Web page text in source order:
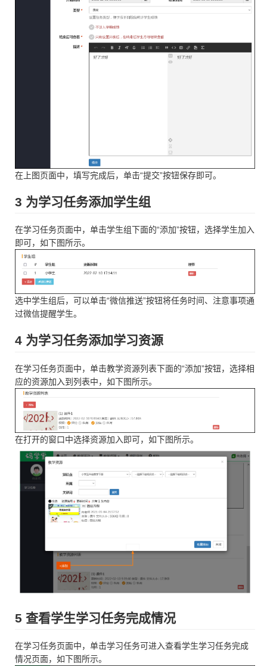
在上图页面中，填写完成后，单击“提交”按钮保存即可。
3 为学习任务添加学生组
在学习任务页面中，单击学生组下面的“添加”按钮，选择学生加入
即可，如下图所示。
选中学生组后，可以单击“微信推送”按钮将任务时间、注意事项通
过微信提醒学生。
4 为学习任务添加学习资源
在学习任务页面中，单击教学资源列表下面的“添加”按钮，选择相
应的资源加入到列表中，如下图所示。
在打开的窗口中选择资源加入即可，如下图所示。
5 查看学生学习任务完成情况
在学习任务页面中，单击学习任务可进入查看学生学习任务完成
情况页面，如下图所示。